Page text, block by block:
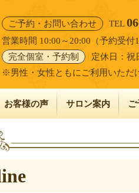
ご予約・お問い合わせ TEL
営業時間 10:00～20:00（予約受付
完全個室・予約制
定休日：祝
※男性・女性ともにご利用いただ
お客様の声 サロン案内 ご